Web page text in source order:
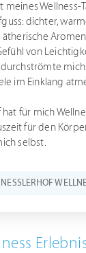
meines Wellness-
dichter,
von
mich
im Einklang
hat für mich
für den
selbst.
NESSLERHOF